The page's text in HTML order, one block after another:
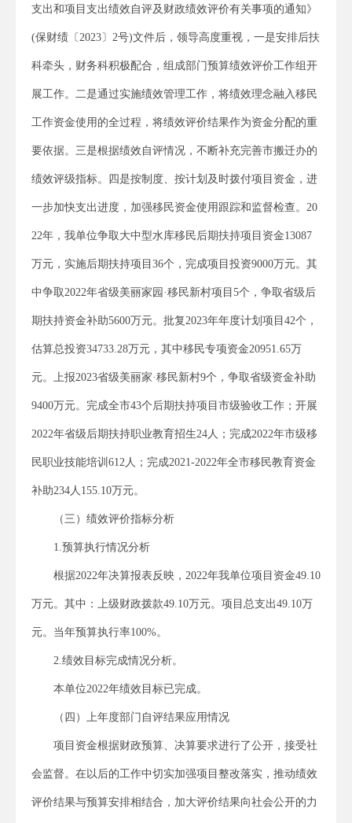
支出和项目支出绩效自评及财政绩效评价有关事项的通知》
(保财绩〔2023〕2号)文件后，领导高度重视，一是安排后扶
科牵头，财务科积极配合，组成部门预算绩效评价工作组开
展工作。二是通过实施绩效管理工作，将绩效理念融入移民
工作资金使用的全过程，将绩效评价结果作为资金分配的重
要依据。三是根据绩效自评情况，不断补充完善市搬迁办的
绩效评级指标。四是按制度、按计划及时拨付项目资金，进
一步加快支出进度，加强移民资金使用跟踪和监督检查。20
22年，我单位争取大中型水库移民后期扶持项目资金13087
万元，实施后期扶持项目36个，完成项目投资9000万元。其
中争取2022年省级美丽家园·移民新村项目5个，争取省级后
期扶持资金补助5600万元。批复2023年年度计划项目42个，
估算总投资34733.28万元，其中移民专项资金20951.65万
元。上报2023省级美丽家·移民新村9个，争取省级资金补助
9400万元。完成全市43个后期扶持项目市级验收工作；开展
2022年省级后期扶持职业教育招生24人；完成2022年市级移
民职业技能培训612人；完成2021-2022年全市移民教育资金
补助234人155.10万元。
（三）绩效评价指标分析
1.预算执行情况分析
根据2022年决算报表反映，2022年我单位项目资金49.10
万元。其中：上级财政拨款49.10万元。项目总支出49.10万
元。当年预算执行率100%。
2.绩效目标完成情况分析。
本单位2022年绩效目标已完成。
（四）上年度部门自评结果应用情况
项目资金根据财政预算、决算要求进行了公开，接受社
会监督。在以后的工作中切实加强项目整改落实，推动绩效
评价结果与预算安排相结合，加大评价结果向社会公开的力